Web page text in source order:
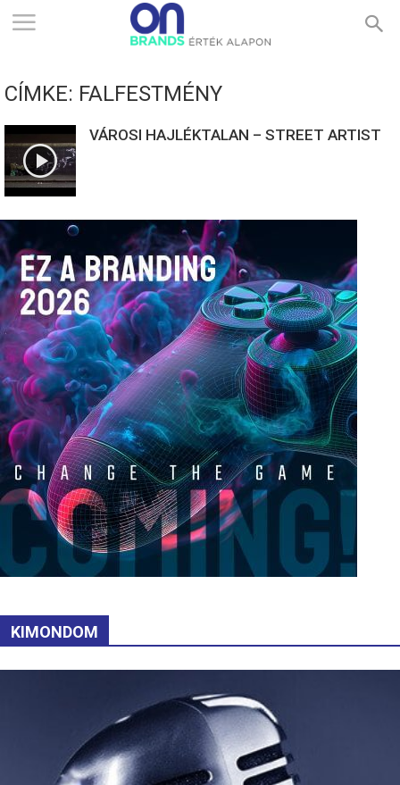
ONBRANDS
ÉRTÉK
ALAPON
CÍMKE: FALFESTMÉNY
VÁROSI HAJLÉKTALAN – STREET ARTIST
KIMONDOM